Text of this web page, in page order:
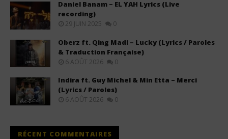
Daniel Banam – EL YAH Lyrics (Live
recording)
29 JUIN 2025 0
Oberz ft. Qing Madi – Lucky (Lyrics / Paroles
& Traduction Française)
6 AOÛT 2026 0
Indira ft. Guy Michel & Min Etta – Merci
(Lyrics / Paroles)
6 AOÛT 2026 0
RÉCENT COMMENTAIRES